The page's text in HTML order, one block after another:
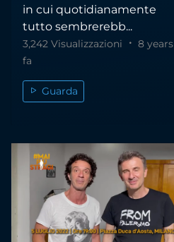
in cui quotidianamente
tutto sembrerebb...
3,242 Visualizzazioni
8 years
fa
Guarda